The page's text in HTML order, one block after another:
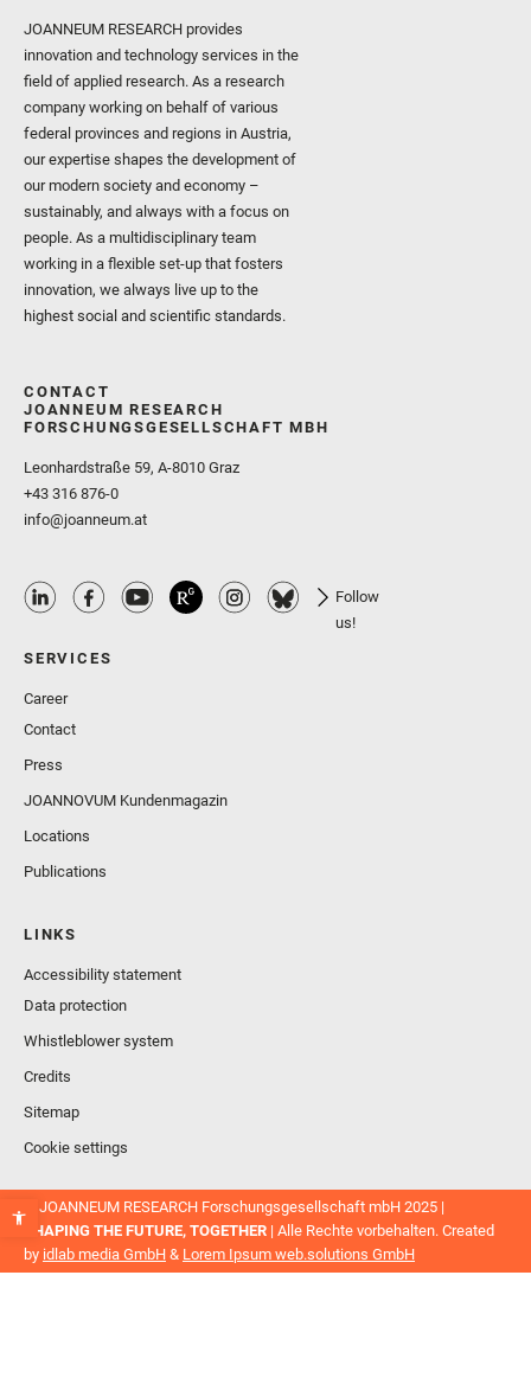
JOANNEUM RESEARCH provides
innovation and technology services in the
field of applied research. As a research
company working on behalf of various
federal provinces and regions in Austria,
our expertise shapes the development of
our modern society and economy –
sustainably, and always with a focus on
people. As a multidisciplinary team
working in a flexible set-up that fosters
innovation, we always live up to the
highest social and scientific standards.
CONTACT
JOANNEUM RESEARCH
FORSCHUNGSGESELLSCHAFT MBH
Leonhardstraße 59, A-8010 Graz
+43 316 876-0
info@joanneum.at
Follow
us!
SERVICES
Career
Contact
Press
JOANNOVUM Kundenmagazin
Locations
Publications
LINKS
Accessibility statement
Data protection
Whistleblower system
Credits
Sitemap
Cookie settings
© JOANNEUM RESEARCH Forschungsgesellschaft mbH 2025 |
SHAPING THE FUTURE, TOGETHER | Alle Rechte vorbehalten. Created
by idlab media GmbH & Lorem Ipsum web.solutions GmbH